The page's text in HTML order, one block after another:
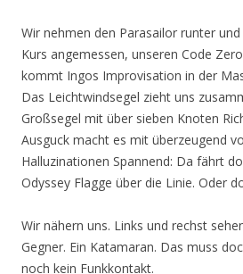
Wir nehmen den Parasailor runter
Kurs angemessen, unseren Code
kommt Ingos Improvisation in der
Das Leichtwindsegel zieht uns
Großsegel mit über sieben Knoten
Ausguck macht es mit überzeugend
Halluzinationen Spannend: Da fährt
Odyssey Flagge über die Linie. Oder
Wir nähern uns. Links und rechst
Gegner. Ein Katamaran. Das muss
noch kein Funkkontakt.